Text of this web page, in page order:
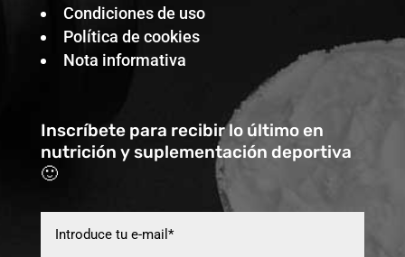
Condiciones de uso
Política de cookies
Nota informativa
Inscríbete para recibir lo último en
nutrición y suplementación deportiva
🙂